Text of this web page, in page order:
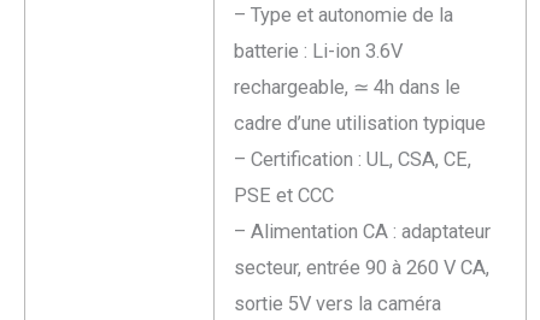
– Type et autonomie de la
batterie : Li-ion 3.6V
rechargeable, ≃ 4h dans le
cadre d’une utilisation typique
– Certification : UL, CSA, CE,
PSE et CCC
– Alimentation CA : adaptateur
secteur, entrée 90 à 260 V CA,
sortie 5V vers la caméra